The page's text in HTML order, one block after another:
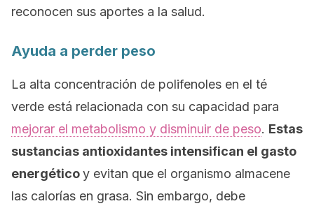
reconocen sus aportes a la salud.
Ayuda a perder peso
La alta concentración de polifenoles en el té
verde está relacionada con su capacidad para
mejorar el metabolismo y disminuir de peso. Estas
sustancias antioxidantes intensifican el gasto
energéticoy evitan que el organismo almacene
las calorías en grasa. Sin embargo, debe